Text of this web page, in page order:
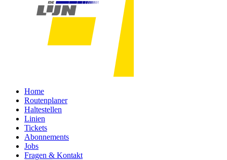
Home
Routenplaner
Haltestellen
Linien
Tickets
Abonnements
Jobs
Fragen & Kontakt